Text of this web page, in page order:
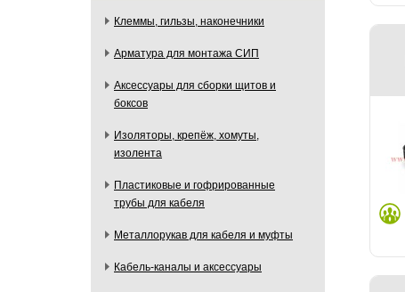
Клеммы, гильзы, наконечники
Арматура для монтажа СИП
Аксессуары для сборки щитов и
боксов
Изоляторы, крепёж, хомуты,
изолента
Пластиковые и гофрированные
трубы для кабеля
Металлорукав для кабеля и муфты
Кабель-каналы и аксессуары